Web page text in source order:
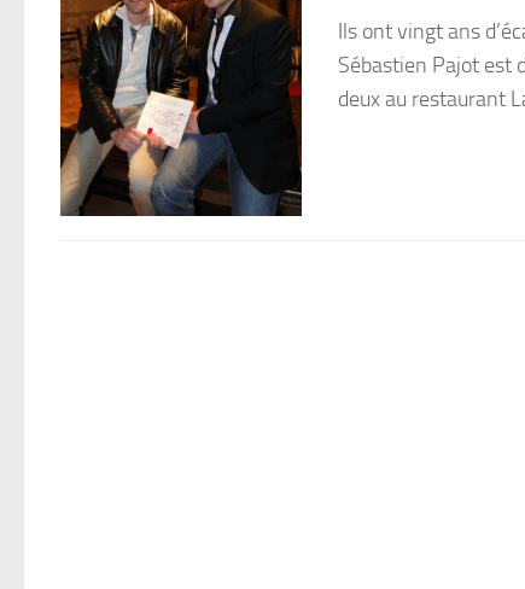
Ils ont vingt ans
Sébastien Pajot est
deux au restaurant